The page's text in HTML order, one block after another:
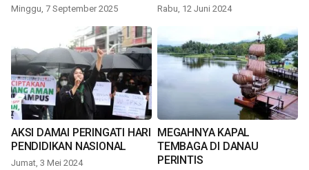
Minggu, 7 September 2025 Rabu, 12 Juni 2024
AKSI DAMAI PERINGATI HARI
PENDIDIKAN NASIONAL
Jumat, 3 Mei 2024
MEGAHNYA KAPAL
TEMBAGA DI DANAU
PERINTIS